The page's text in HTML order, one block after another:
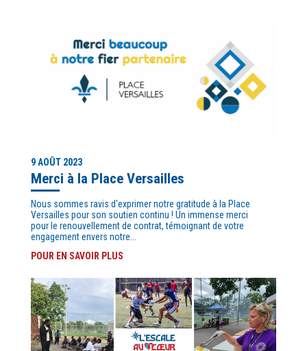
9 AOÛT 2023
Merci à la Place Versailles
Nous sommes ravis d'exprimer notre gratitude à la Place
Versailles pour son soutien continu ! Un immense merci
pour le renouvellement de contrat, témoignant de votre
engagement envers notre...
POUR EN SAVOIR PLUS